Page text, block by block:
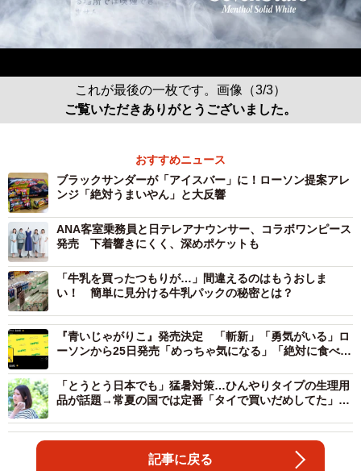
これが最後の一枚です。画像（3/3）
ご覧いただきありがとうございました。
おすすめニュース
ブラックサンダーが「アイスバー」に！ローソン提案アレ
ンジ「絶対うまいやん」と大反響
ANA客室乗務員と日テレアナウンサー、コラボワンピース
発売 下着響きにくく、深めポケットも
「牛乳を買ったつもりが…」間違えるのはもうおしま
い！ 簡単に見分ける牛乳パックの秘密とは？
『青いじゃがりこ』発売決定 「斬新」「勇気がいる」ロ
ーソンから25日発売「めっちゃ気になる」「絶対に食べた
「とうとう日本でも」猛暑対策…ひんやりタイプの生理用
品が話題→常夏の国では定番「タイで買いだめしてた」
記事に戻る